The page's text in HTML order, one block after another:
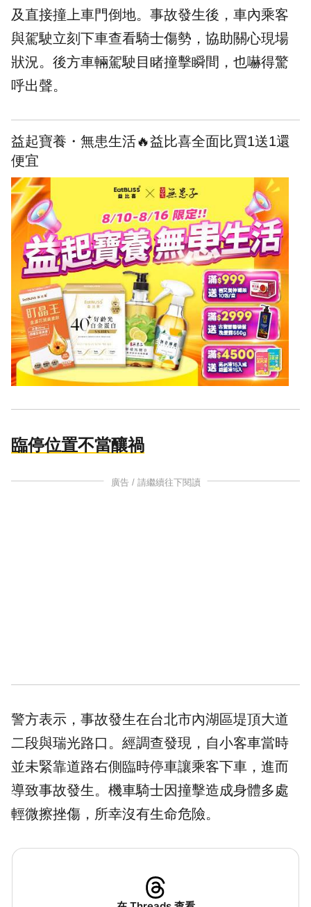
及直接撞上車門倒地。事故發生後，車內乘客
與駕駛立刻下車查看騎士傷勢，協助關心現場
狀況。後方車輛駕駛目睹撞擊瞬間，也嚇得驚
呼出聲。
益起寶養・無患生活🔥益比喜全面比買1送1還
便宜
臨停位置不當釀禍
廣告 / 請繼續往下閱讀
警方表示，事故發生在台北市內湖區堤頂大道
二段與瑞光路口。經調查發現，自小客車當時
並未緊靠道路右側臨時停車讓乘客下車，進而
導致事故發生。機車騎士因撞擊造成身體多處
輕微擦挫傷，所幸沒有生命危險。